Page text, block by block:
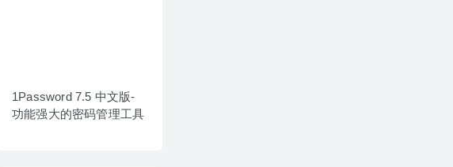
1Password 7.5 中文版-
功能强大的密码管理工具